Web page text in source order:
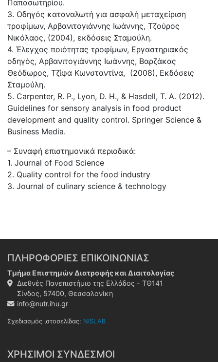
Παπασωτηρίου.
3. Οδηγός καταναλωτή για ασφαλή μεταχείριση
τροφίμων, Αρβανιτογιάννης Ιωάννης, Τζούρος
Νικόλαος, (2004), εκδόσεις Σταμούλη.
4. Έλεγχος ποιότητας τροφίμων, Εργαστηριακός
οδηγός, Αρβανιτογιάννης Ιωάννης, Βαρζάκας
Θεόδωρος, Τζίφα Κωνσταντίνα, (2008), Εκδόσεις
Σταμούλη.
5. Carpenter, R. P., Lyon, D. H., & Hasdell, T. A. (2012).
Guidelines for sensory analysis in food product
development and quality control. Springer Science &
Business Media.
– Συναφή επιστημονικά περιοδικά:
1. Journal of Food Science
2. Quality control for the food industry
3. Journal of culinary science & technology
ΠΛΗΡΟΦΟΡΙΕΣ ΕΠΙΚΟΙΝΩΝΙΑΣ
Τμήμα Επιστημών Διατροφής και Διαιτολογίας
Διεθνές Πανεπιστήμιο της Ελλάδος - ΤΘ141
Σίνδος, 57400, Θεσσαλονίκη
info@nutr.ihu.gr
Σχεδιασμός ιστοσελίδας: NISLAB
ΧΡΗΣΙΜΟΙ ΣΥΝΔΕΣΜΟΙ